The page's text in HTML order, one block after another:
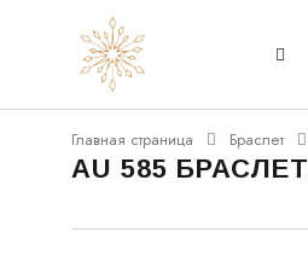
Главная страница Браслет
AU 585 БРАСЛЕТ